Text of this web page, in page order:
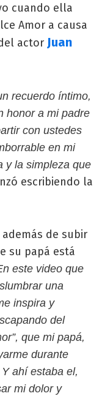
cuando ella
Amor a causa
actor Juan
recuerdo íntimo,
honor a mi padre
con ustedes
en mi
y la simpleza que
escribiendo la
de subir
su papá está
este video que
una
inspira y
del
que mi papá,
durante
ahí estaba el,
mi dolor y